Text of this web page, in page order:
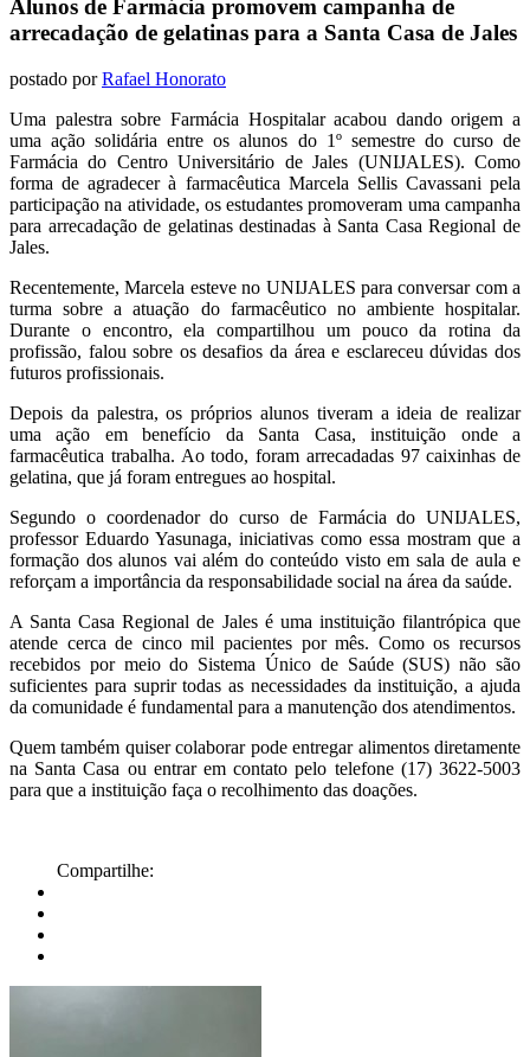
Alunos de Farmácia promovem campanha de
arrecadação de gelatinas para a Santa Casa de Jales
postado porRafael Honorato
Uma palestra sobre Farmácia Hospitalar acabou dando origem a
uma ação solidária entre os alunos do 1º semestre do curso de
Farmácia do Centro Universitário de Jales (UNIJALES). Como
forma de agradecer à farmacêutica Marcela Sellis Cavassani pela
participação na atividade, os estudantes promoveram uma campanha
para arrecadação de gelatinas destinadas à Santa Casa Regional de
Jales.
Recentemente, Marcela esteve no UNIJALES para conversar com a
turma sobre a atuação do farmacêutico no ambiente hospitalar.
Durante o encontro, ela compartilhou um pouco da rotina da
profissão, falou sobre os desafios da área e esclareceu dúvidas dos
futuros profissionais.
Depois da palestra, os próprios alunos tiveram a ideia de realizar
uma ação em benefício da Santa Casa, instituição onde a
farmacêutica trabalha. Ao todo, foram arrecadadas 97 caixinhas de
gelatina, que já foram entregues ao hospital.
Segundo o coordenador do curso de Farmácia do UNIJALES,
professor Eduardo Yasunaga, iniciativas como essa mostram que a
formação dos alunos vai além do conteúdo visto em sala de aula e
reforçam a importância da responsabilidade social na área da saúde.
A Santa Casa Regional de Jales é uma instituição filantrópica que
atende cerca de cinco mil pacientes por mês. Como os recursos
recebidos por meio do Sistema Único de Saúde (SUS) não são
suficientes para suprir todas as necessidades da instituição, a ajuda
da comunidade é fundamental para a manutenção dos atendimentos.
Quem também quiser colaborar pode entregar alimentos diretamente
na Santa Casa ou entrar em contato pelo telefone (17) 3622-5003
para que a instituição faça o recolhimento das doações.
Compartilhe: